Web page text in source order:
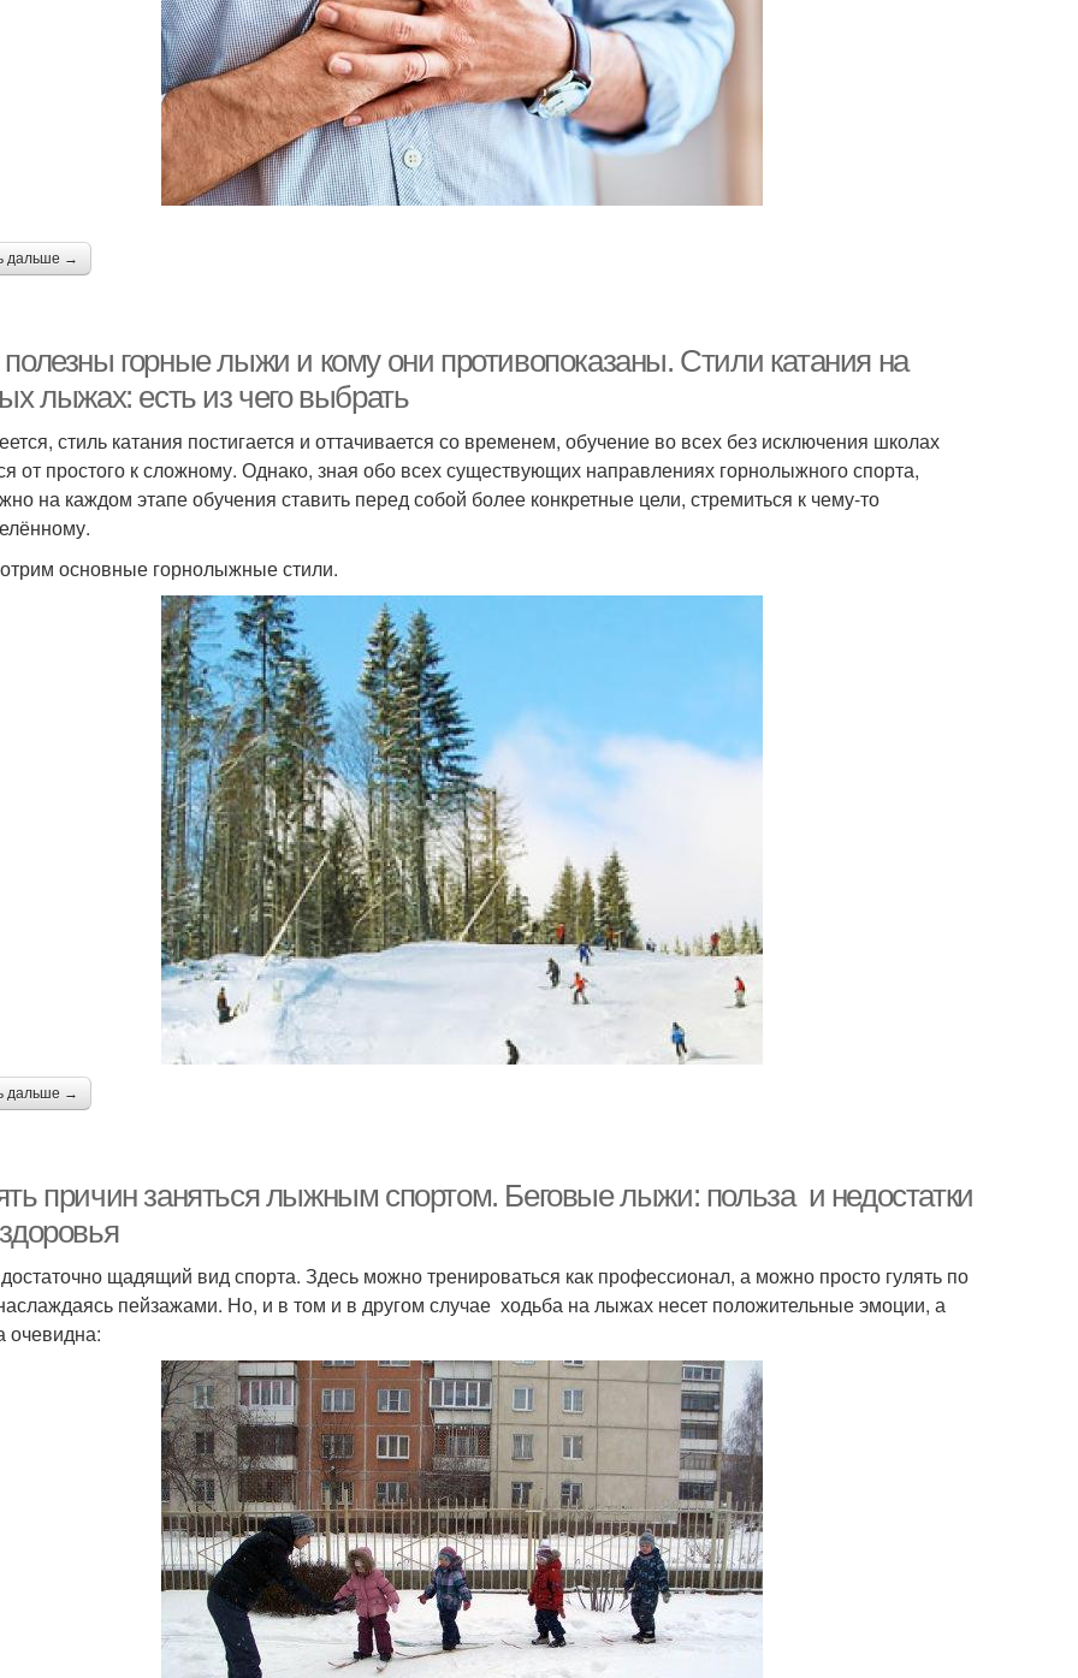
дальше →
горные лыжи и кому они противопоказаны. Стили катания на
лыжах: есть из чего выбрать
стиль катания постигается и оттачивается со временем, обучение во всех без исключения школах
от простого к сложному. Однако, зная обо всех существующих направлениях горнолыжного спорта,
на каждом этапе обучения ставить перед собой более конкретные цели, стремиться к чему-то
основные горнолыжные стили.
дальше →
причин заняться лыжным спортом. Беговые лыжи: польза и недостатки
щадящий вид спорта. Здесь можно тренироваться как профессионал, а можно просто гулять по
пейзажами. Но, и в том и в другом случае ходьба на лыжах несет положительные эмоции, а
очевидна: